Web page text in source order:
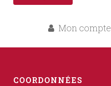
Mon compte
COORDONNÉES